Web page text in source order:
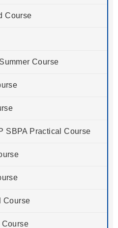
Course
Course
SBPA Practical Course
Course
Course